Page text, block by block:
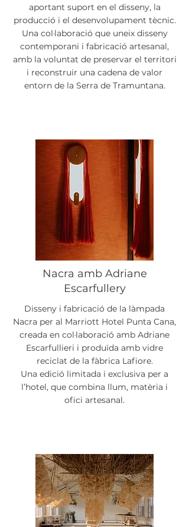
aportant suport en el disseny, la
producció i el desenvolupament tècnic.
Una col·laboració que uneix disseny
contemporani i fabricació artesanal,
amb la voluntat de preservar el territori
i reconstruir una cadena de valor
entorn de la Serra de Tramuntana.
Nacra amb Adriane
Escarfullery
Disseny i fabricació de la làmpada
Nacra per al Marriott Hotel Punta Cana,
creada en col·laboració amb Adriane
Escarfullieri i produïda amb vidre
reciclat de la fàbrica Lafiore.
Una edició limitada i exclusiva per a
l’hotel, que combina llum, matèria i
ofici artesanal.